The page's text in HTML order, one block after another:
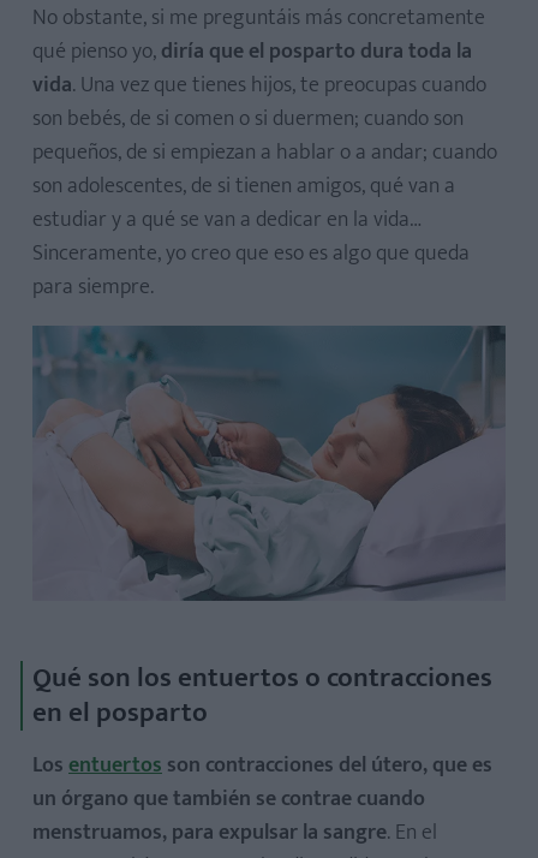
No obstante, si me preguntáis más concretamente
qué pienso yo,diría que el posparto dura toda la
vida. Una vez que tienes hijos, te preocupas cuando
son bebés, de si comen o si duermen; cuando son
pequeños, de si empiezan a hablar o a andar; cuando
son adolescentes, de si tienen amigos, qué van a
estudiar y a qué se van a dedicar en la vida…
Sinceramente, yo creo que eso es algo que queda
para siempre.
Qué son los entuertos o contracciones
en el posparto
Losentuertosson contracciones del útero, que es
un órgano que también se contrae cuando
menstruamos, para expulsar la sangre. En el